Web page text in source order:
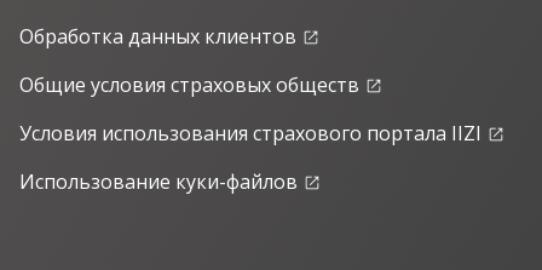
Обработка данных клиентов launch
Общие условия страховых обществ launch
Условия использования страхового портала IIZI launch
Использование куки-файлов launch